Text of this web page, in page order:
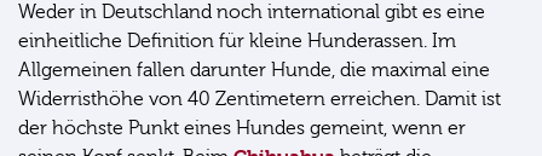
Weder in Deutschland noch international gibt es eine
einheitliche Definition für kleine Hunderassen. Im
Allgemeinen fallen darunter Hunde, die maximal eine
Widerristhöhe von 40 Zentimetern erreichen. Damit ist
der höchste Punkt eines Hundes gemeint, wenn er